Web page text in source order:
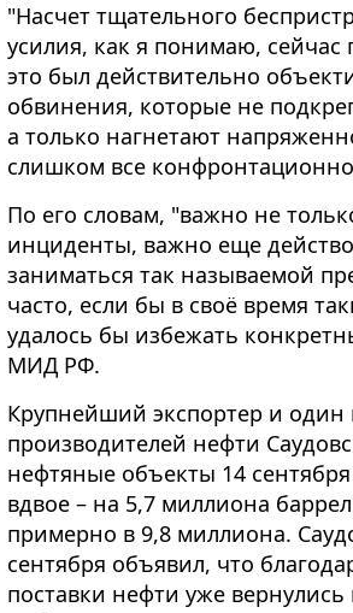
"Насчет тщательного
усилия, как я понимаю,
это был действительно
обвинения, которые не
а только нагнетают
слишком все
По его словам, "важно не
инциденты, важно еще
заниматься так называемой
часто, если бы в своё время
удалось бы избежать
МИД РФ.
Крупнейший экспортер и
производителей нефти
нефтяные объекты 14
вдвое – на 5,7 миллиона
примерно в 9,8 миллиона.
сентября объявил, что
поставки нефти уже